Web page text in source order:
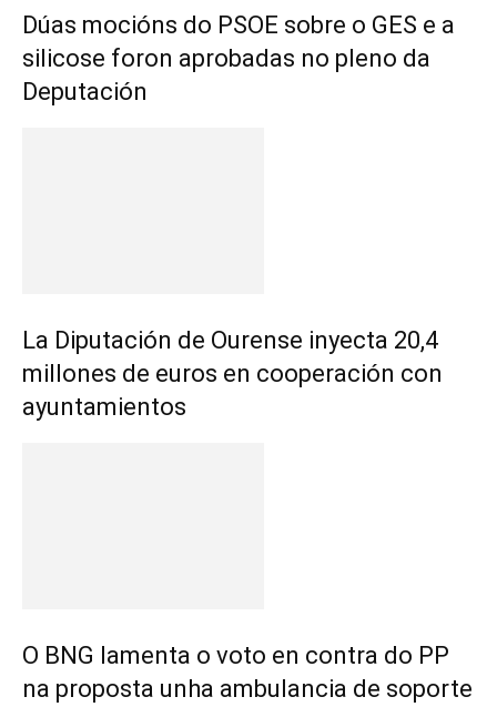
Dúas mocións do PSOE sobre o GES e a
silicose foron aprobadas no pleno da
Deputación
La Diputación de Ourense inyecta 20,4
millones de euros en cooperación con
ayuntamientos
O BNG lamenta o voto en contra do PP
na proposta unha ambulancia de soporte